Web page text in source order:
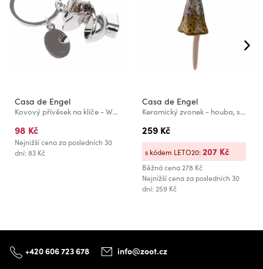
Casa de Engel
Kovový přívěsek na klíče - WC, 12/1200
98 Kč
Nejnižší cena za posledních 30
dní: 83 Kč
Casa de Engel
Keramický zvonek - houba, světle hnědá, 6/48
259 Kč
Běžná cena278 Kč
Nejnižší cena za posledních 30
dní: 259 Kč
s kódem LETO20:207 Kč
+420 606 723 678 info@zoot.cz